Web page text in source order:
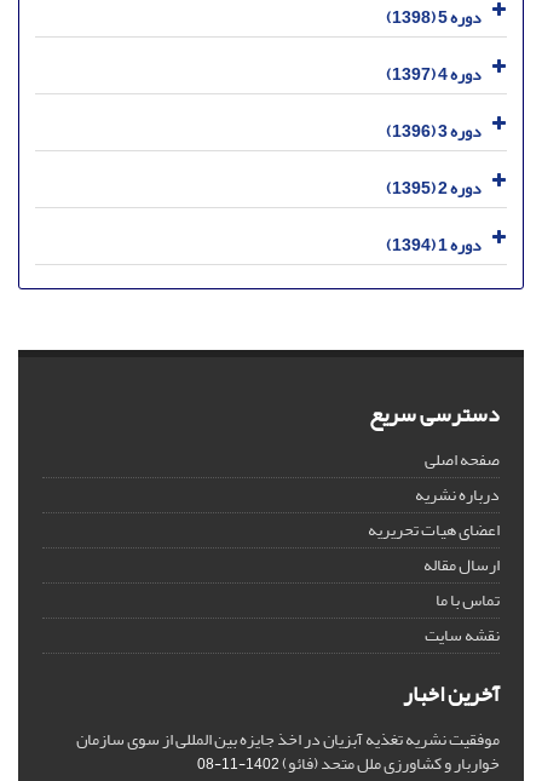
دوره 5 (1398)
دوره 4 (1397)
دوره 3 (1396)
دوره 2 (1395)
دوره 1 (1394)
دسترسی سریع
صفحه اصلی
درباره نشریه
اعضای هیات تحریریه
ارسال مقاله
تماس با ما
نقشه سایت
آخرین اخبار
موفقیت نشریه تغذیه آبزیان در اخذ جایزه بین المللی از سوی سازمان
خواربار و کشاورزی ملل متحد (فائو)1402-11-08